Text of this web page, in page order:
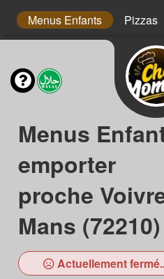
Menus Enfants Pizzas
Menus
emporter
proche
Mans (72210)
Actuellement